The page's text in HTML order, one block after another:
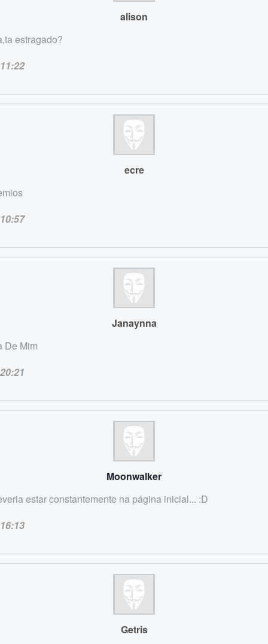
alison
estragado?
11:22
ecre
10:57
Janaynna
De Mim
20:21
Moonwalker
estar constantemente na página inicial... :D
16:13
Getris